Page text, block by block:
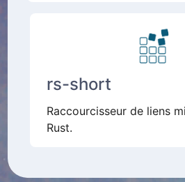
rs-short
Raccourcisseur de liens
Rust.